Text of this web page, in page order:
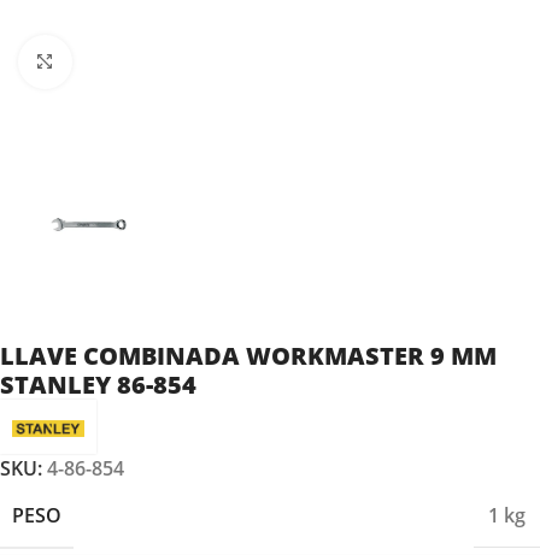
LLAVE COMBINADA WORKMASTER 9 MM
STANLEY 86-854
SKU:4-86-854
PESO
1 kg